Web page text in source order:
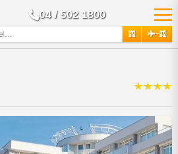
04 / 502 1800
+
★★★★